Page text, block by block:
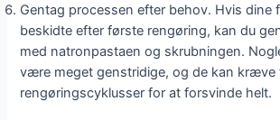
Gentag processen efter behov. Hvis dine
beskidte efter første rengøring, kan du
med natronpastaen og skrubningen.
være meget genstridige, og de kan kræve
rengøringscyklusser for at forsvinde helt.